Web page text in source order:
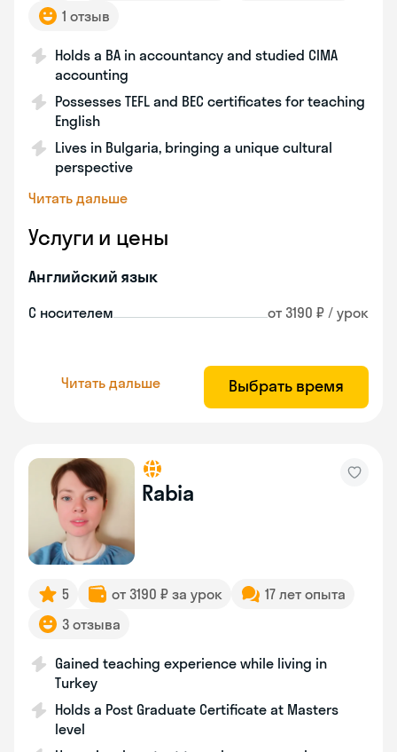
1 отзыв
Holds a BA in accountancy and studied CIMA
accounting
Possesses TEFL and BEC certificates for teaching
English
Lives in Bulgaria, bringing a unique cultural
perspective
Читать дальше
Услуги и цены
Английский язык
С носителем от 3190 ₽ / урок
Читать дальше Выбрать время
Rabia
5 от 3190 ₽ за урок
17 лет опыта
3 отзыва
Gained teaching experience while living in
Turkey
Holds a Post Graduate Certificate at Masters
level